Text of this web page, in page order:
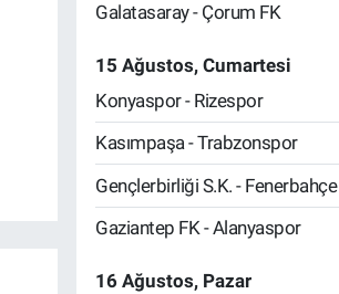
Galatasaray - Çorum FK
15 Ağustos, Cumartesi
Konyaspor - Rizespor
Kasımpaşa - Trabzonspor
Gençlerbirliği S.K. - Fenerbahçe
Gaziantep FK - Alanyaspor
16 Ağustos, Pazar